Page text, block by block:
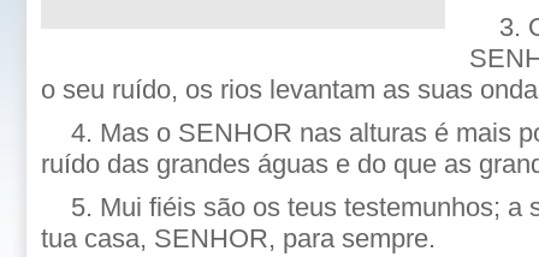
3.
o seu ruído, os rios levantam as suas
4. Mas o SENHOR nas alturas é mais
ruído das grandes águas e do que as
5. Mui fiéis são os teus testemunhos; a
tua casa, SENHOR, para sempre.